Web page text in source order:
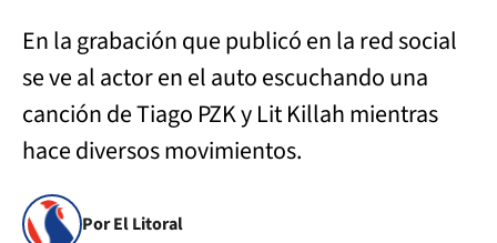
En la grabación que publicó en la red social
se ve al actor en el auto escuchando una
canción de Tiago PZK y Lit Killah mientras
hace diversos movimientos.
Por El Litoral